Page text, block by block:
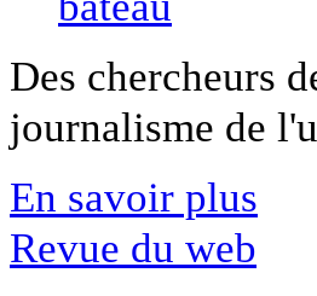
Des chercheurs
journalisme de
En savoir plus
Revue du web